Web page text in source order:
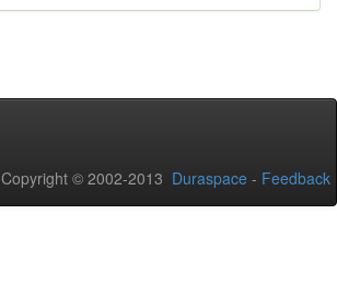
Copyright © 2002-2013 Duraspace - Feedback